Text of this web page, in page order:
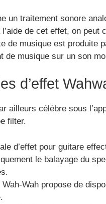
un traitement sonore
de cet effet, on peut
de musique est produite
de musique sur un son
d’effet
ailleurs célèbre sous
filter.
d’effet pour guitare
le balayage du
Wah-Wah propose de